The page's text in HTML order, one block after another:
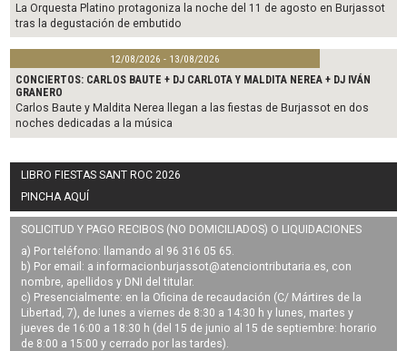
La Orquesta Platino protagoniza la noche del 11 de agosto en Burjassot
tras la degustación de embutido
12/08/2026 - 13/08/2026
CONCIERTOS: CARLOS BAUTE + DJ CARLOTA Y MALDITA NEREA + DJ IVÁN
GRANERO
Carlos Baute y Maldita Nerea llegan a las fiestas de Burjassot en dos
noches dedicadas a la música
LIBRO FIESTAS SANT ROC 2026
PINCHA AQUÍ
SOLICITUD Y PAGO RECIBOS (NO DOMICILIADOS) O LIQUIDACIONES
a) Por teléfono: llamando al 96 316 05 65.
b) Por email: a informacionburjassot@atenciontributaria.es, con
nombre, apellidos y DNI del titular.
c) Presencialmente: en la Oficina de recaudación (C/ Mártires de la
Libertad, 7), de lunes a viernes de 8:30 a 14:30 h y lunes, martes y
jueves de 16:00 a 18:30 h (del 15 de junio al 15 de septiembre: horario
de 8:00 a 15:00 y cerrado por las tardes).